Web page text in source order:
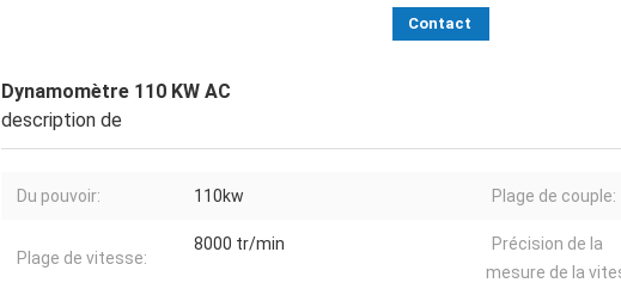
Contact
Dynamomètre 110 KW AC
description de
Du pouvoir: 110kw Plage de couple:
Plage de vitesse:
8000 tr/min
Précision de la
mesure de la